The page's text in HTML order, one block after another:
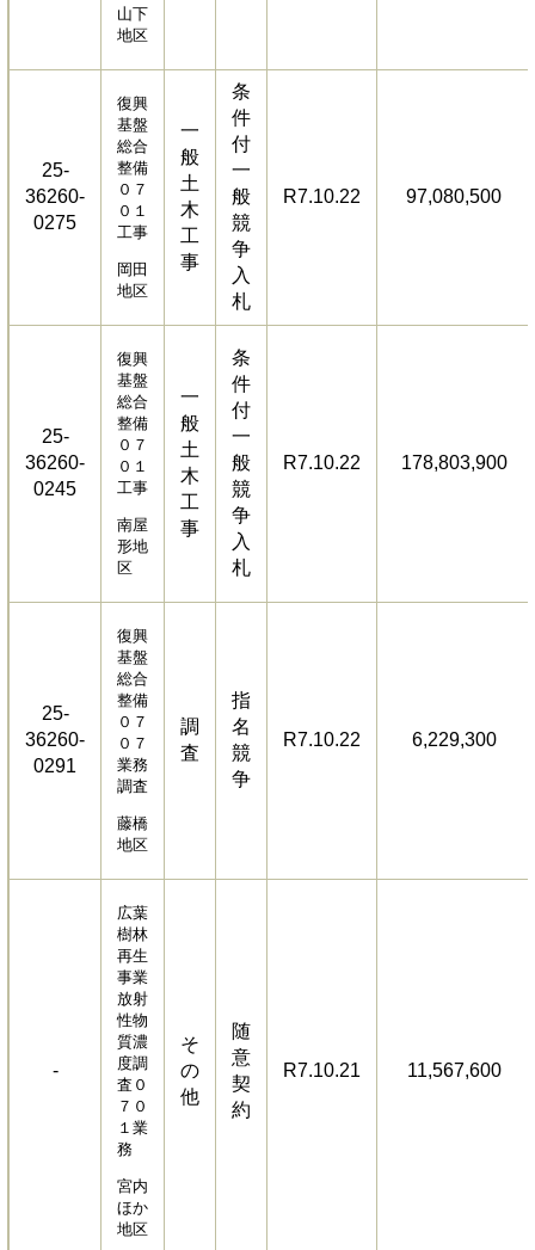
山下
地区
25-
36260-
0275
復興
基盤
総合
整備
０７
０１
工事
岡田
地区
一
般
土
木
工
事
条
件
付
一
般
競
争
入
札
R7.10.22 97,080,500
25-
36260-
0245
復興
基盤
総合
整備
０７
０１
工事
南屋
形地
区
一
般
土
木
工
事
条
件
付
一
般
競
争
入
札
R7.10.22 178,803,900
25-
36260-
0291
復興
基盤
総合
整備
０７
０７
業務
調査
藤橋
地区
調
査
指
名
競
争
R7.10.22 6,229,300
-
広葉
樹林
再生
事業
放射
性物
質濃
度調
査０
７０
１業
務
宮内
ほか
地区
そ
の
他
随
意
契
約
R7.10.21 11,567,600